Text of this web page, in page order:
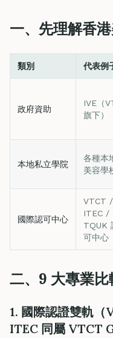
一、先理解香
類別 代表例
政府資助
IVE（
旗下）
本地私立學院
各種本
美容學
國際認可中心
VTCT /
ITEC /
TQUK
可中心
二、9 大專業
1. 國際認證雙軌
ITEC 同屬 VTCT